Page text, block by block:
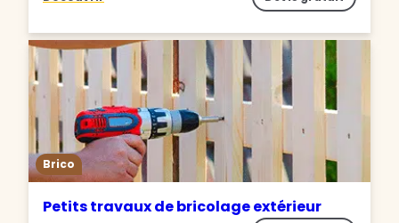
Brico
Petits travaux de bricolage extérieur